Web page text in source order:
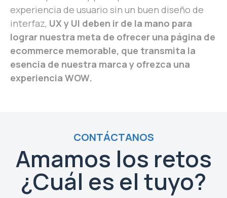
experiencia de usuario sin un buen diseño de
interfaz, UX y UI deben ir de la mano para
lograr nuestra meta de ofrecer una página de
ecommerce memorable, que transmita la
esencia de nuestra marca y ofrezca una
experiencia WOW.
CONTÁCTANOS
Amamos los retos
¿Cuál es el tuyo?